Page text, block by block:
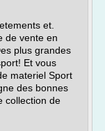
et.
de vente en
plus grandes
Et vous
materiel Sport
des bonnes
collection de